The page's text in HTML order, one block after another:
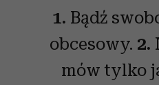
1. Bądź
obcesowy. 2.
mów tylko